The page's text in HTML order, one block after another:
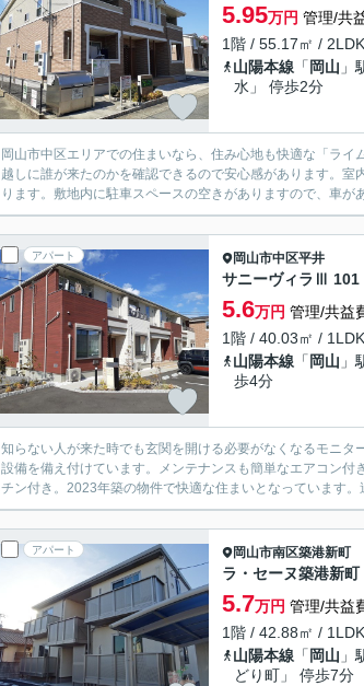
5.95万円 管理/共
1階 / 55.17㎡ /
山陽本線 「 岡山 」
水」 停歩2分
岡山市中区エリアでの住まいなら、住み心地も快適な「ラ
越しに誰が来たのかを確認できるので安心感があります。
ります。敷地内に駐車スペースの空きがありますので、車
アパート 岡山市中区平井
サニーヴィラⅢ 101
5.6万円 管理/共益
1階 / 40.03㎡ /
山陽本線 「 岡山 」
歩4分
知らない人が来た時でも玄関を開ける必要がなくなるモニ
設備を備え付けています。メンテナンスも簡単なエアコン
チン付き。2023年築の物件で快適な住まいとなっています
アパート 岡山市南区築港新町
ラ・セーヌ築港新町
5.7万円 管理/共益
1階 / 42.88㎡ /
山陽本線 「 岡山 」
どり町」 停歩7分